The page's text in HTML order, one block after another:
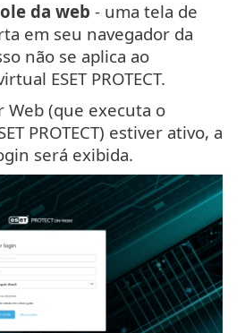
da web - uma tela de
em seu navegador da
não se aplica ao
ESET PROTECT.
Web (que executa o
PROTECT) estiver ativo, a
será exibida.